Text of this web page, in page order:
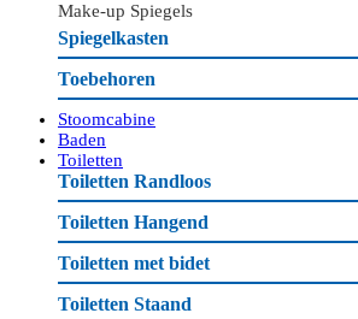
Make-up Spiegels
Spiegelkasten
Toebehoren
Stoomcabine
Baden
Toiletten
Toiletten Randloos
Toiletten Hangend
Toiletten met bidet
Toiletten Staand